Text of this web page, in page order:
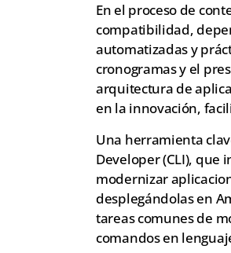
En el proceso de
compatibilidad,
automatizadas y
cronogramas y el
arquitectura de
en la innovación,
Una herramienta
Developer (CLI), que
modernizar
desplegándolas en
tareas comunes de
comandos en